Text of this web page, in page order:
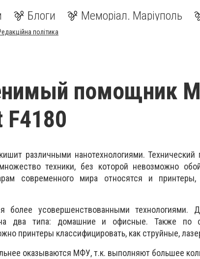
Блоги Меморіал. Маріуполь
політика
помощник
F4180
различными нанотехнологиями. Технический
техники, без которой невозможно
современного мира относятся и
более усовершенствованными технологиями.
два типа: домашние и офисные. Также по
принтеры классифицировать, как струйные,
оказываются МФУ, т.к. выполняют большее